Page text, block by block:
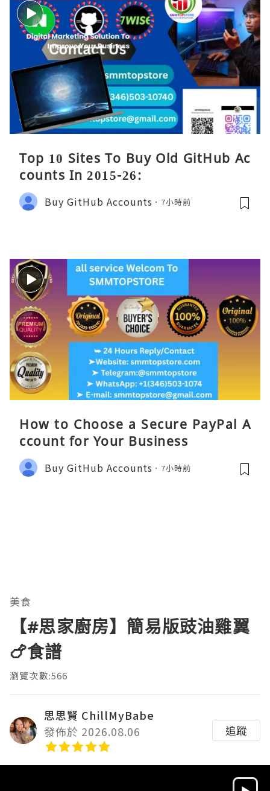
Top 10 Sites To Buy Old GitHub Ac
counts In 2015-26:
Buy GitHub Accounts 7小時前
How to Choose a Secure PayPal A
ccount for Your Business
Buy GitHub Accounts 7小時前
美食
【#思家廚房】簡易版豉油雞翼
🍗食譜
瀏覽次數:566
思思賢 ChillMyBabe
發佈於 2026.08.06
追蹤